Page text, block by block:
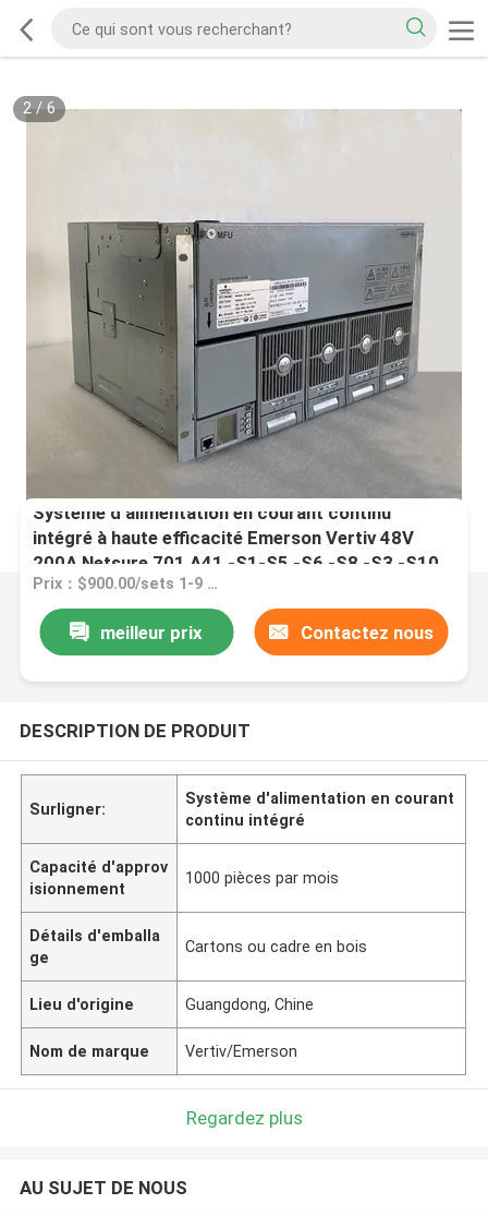
2/6
Système d'alimentation en courant continu
intégré à haute efficacité Emerson Vertiv 48V
200A Netsure 701 A41 -S1-S5 -S6 -S8 -S3 -S10
Prix：$900.00/sets 1-9 sets
meilleur prix Contactez nous
DESCRIPTION DE PRODUIT
Surligner:
Système d'alimentation en courant
continu intégré
Capacité d'approv
isionnement
1000 pièces par mois
Détails d'emballa
ge
Cartons ou cadre en bois
Lieu d'origine Guangdong, Chine
Nom de marque Vertiv/Emerson
Regardez plus
AU SUJET DE NOUS